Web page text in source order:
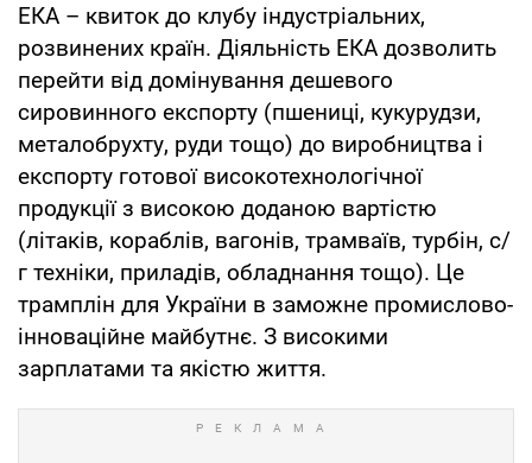
ЕКА – квиток до клубу індустріальних,
розвинених країн. Діяльність ЕКА дозволить
перейти від домінування дешевого
сировинного експорту (пшениці, кукурудзи,
металобрухту, руди тощо) до виробництва і
експорту готової високотехнологічної
продукції з високою доданою вартістю
(літаків, кораблів, вагонів, трамваїв, турбін, с/
г техніки, приладів, обладнання тощо). Це
трамплін для України в заможне промислово-
інноваційне майбутнє. З високими
зарплатами та якістю життя.